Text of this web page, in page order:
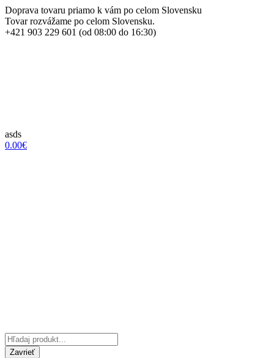
Doprava tovaru priamo k vám po celom Slovensku
Tovar rozvážame po celom Slovensku.
+421 903 229 601 (od 08:00 do 16:30)
asds
0.00€
Zavrieť